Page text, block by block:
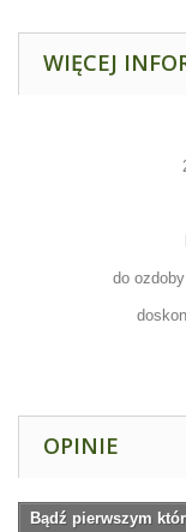
WIĘCEJ
do
OPINIE
Bądź pierwszym